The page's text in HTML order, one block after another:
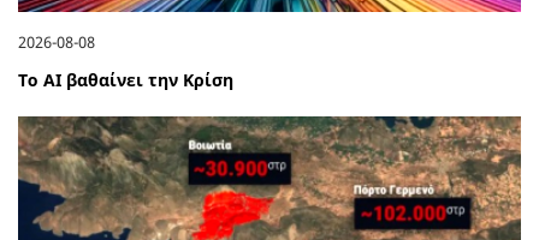
2026-08-08
Το ΑΙ βαθαίνει την Κρίση